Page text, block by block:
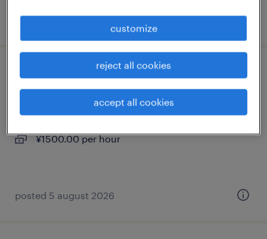
posted 5 august 2026
メーカー系の事務的軽作業
愛知県豊田市, 愛知県
¥1500.00 per hour
posted 5 august 2026
customize
reject all cookies
accept all cookies